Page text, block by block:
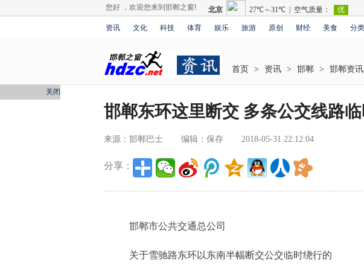
您好 ，欢迎您来到邯郸之窗!
资讯 文化 科技 体育 娱乐 旅游 原创 财经 美食 分类
首页 > 资讯 > 邯郸 > 邯郸资讯
邯郸东环这里断交 多条公交线路
来源：邯郸巴士 编辑：保存 2018-05-31 22:12:04
分享：
邯郸市公共交通总公司
关于雪驰路东环以东南半幅断交公交临时绕行的
关闭